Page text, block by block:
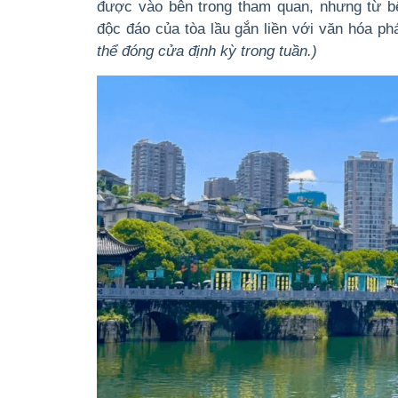
được vào bên trong tham quan, nhưng từ
độc đáo của tòa lầu gắn liền với văn hóa
thể đóng cửa định kỳ trong tuần.)